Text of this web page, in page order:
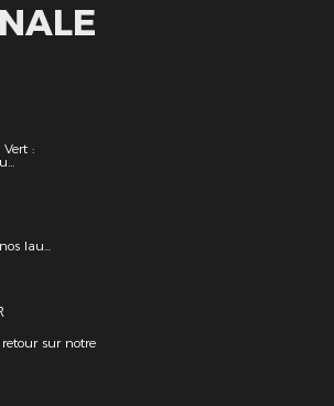
:
lau...
sur notre